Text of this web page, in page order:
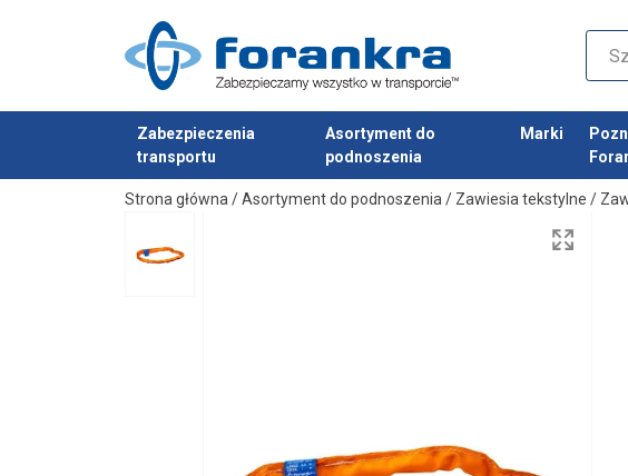
Zabezpieczenia
transportu
Asortyment do
podnoszenia
Marki
Dodano do zapytania
Strona główna /Asortyment do podnoszenia / Zawiesia tekstylne /